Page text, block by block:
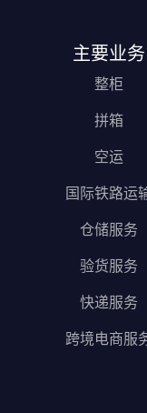
主要业务
整柜
拼箱
空运
国际铁路运
仓储服务
验货服务
快递服务
跨境电商服